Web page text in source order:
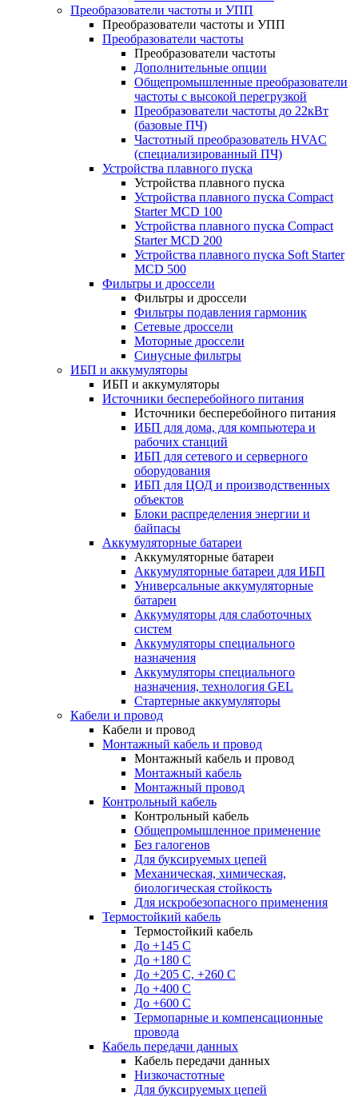
Преобразователи частоты и УПП
Преобразователи частоты и УПП
Преобразователи частоты
Преобразователи частоты
Дополнительные опции
Общепромышленные преобразователи
частоты с высокой перегрузкой
Преобразователи частоты до 22кВт
(базовые ПЧ)
Частотный преобразователь HVAC
(специализированный ПЧ)
Устройства плавного пуска
Устройства плавного пуска
Устройства плавного пуска Compact
Starter MCD 100
Устройства плавного пуска Compact
Starter MCD 200
Устройства плавного пуска Soft Starter
MCD 500
Фильтры и дроссели
Фильтры и дроссели
Фильтры подавления гармоник
Сетевые дроссели
Моторные дроссели
Синусные фильтры
ИБП и аккумуляторы
ИБП и аккумуляторы
Источники бесперебойного питания
Источники бесперебойного питания
ИБП для дома, для компьютера и
рабочих станций
ИБП для сетевого и серверного
оборудования
ИБП для ЦОД и производственных
объектов
Блоки распределения энергии и
байпасы
Аккумуляторные батареи
Аккумуляторные батареи
Аккумуляторные батареи для ИБП
Универсальные аккумуляторные
батареи
Аккумуляторы для слаботочных
систем
Аккумуляторы специального
назначения
Аккумуляторы специального
назначения, технология GEL
Стартерные аккумуляторы
Кабели и провод
Кабели и провод
Монтажный кабель и провод
Монтажный кабель и провод
Монтажный кабель
Монтажный провод
Контрольный кабель
Контрольный кабель
Общепромышленное применение
Без галогенов
Для буксируемых цепей
Механическая, химическая,
биологическая стойкость
Для искробезопасного применения
Термостойкий кабель
Термостойкий кабель
До +145 С
До +180 C
До +205 С, +260 С
До +400 C
До +600 С
Термопарные и компенсационные
провода
Кабель передачи данных
Кабель передачи данных
Низкочастотные
Для буксируемых цепей